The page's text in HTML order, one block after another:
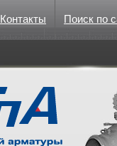
Контакты Поиск по